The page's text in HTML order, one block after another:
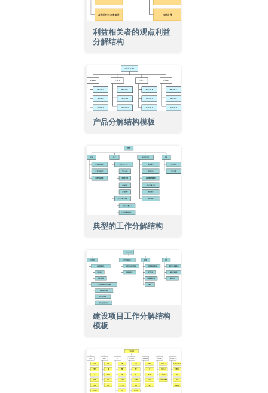
利益相关者的观点利益
分解结构
产品分解结构模板
典型的工作分解结构
建设项目工作分解结构
模板